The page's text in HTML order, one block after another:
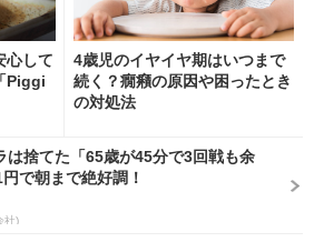
心して
Piggi
4歳児のイヤイヤ期はいつまで
続く？癇癪の原因や困ったとき
の対処法
は捨てた「65歳が45分で3回戦も余
で朝まで絶好調！
社)